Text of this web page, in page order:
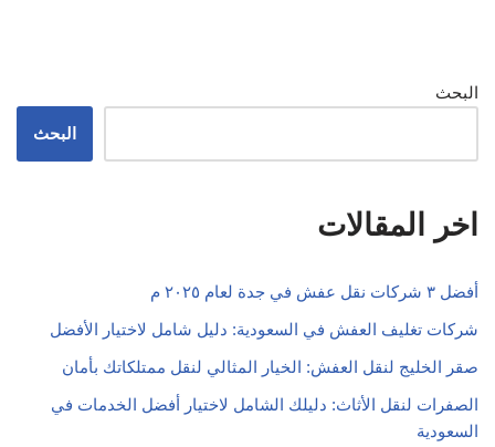
البحث
البحث
اخر المقالات
أفضل ٣ شركات نقل عفش في جدة لعام ٢٠٢٥ م
شركات تغليف العفش في السعودية: دليل شامل لاختيار الأفضل
صقر الخليج لنقل العفش: الخيار المثالي لنقل ممتلكاتك بأمان
الصفرات لنقل الأثاث: دليلك الشامل لاختيار أفضل الخدمات في
السعودية